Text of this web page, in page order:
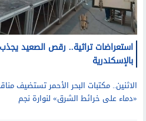
استعراضات تراثية.. رقص الصعيد
بالإسكندرية
الاثنين.. مكتبات البحر الأحمر تستضيف
«دماء على خرائط الشرق» لنوارة نجم